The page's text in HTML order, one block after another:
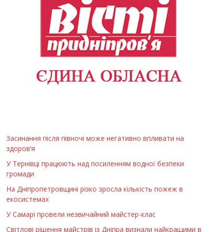
Засинання після півночі може негативно впливати на
здоров’я
У Тернівці працюють над посиленням водної безпеки
громади
На Дніпропетровщині різко зросла кількість пожеж в
екосистемах
У Самарі провели незвичайний майстер-клас
Світлові рішення майстрів із Дніпра визнали найкращими в